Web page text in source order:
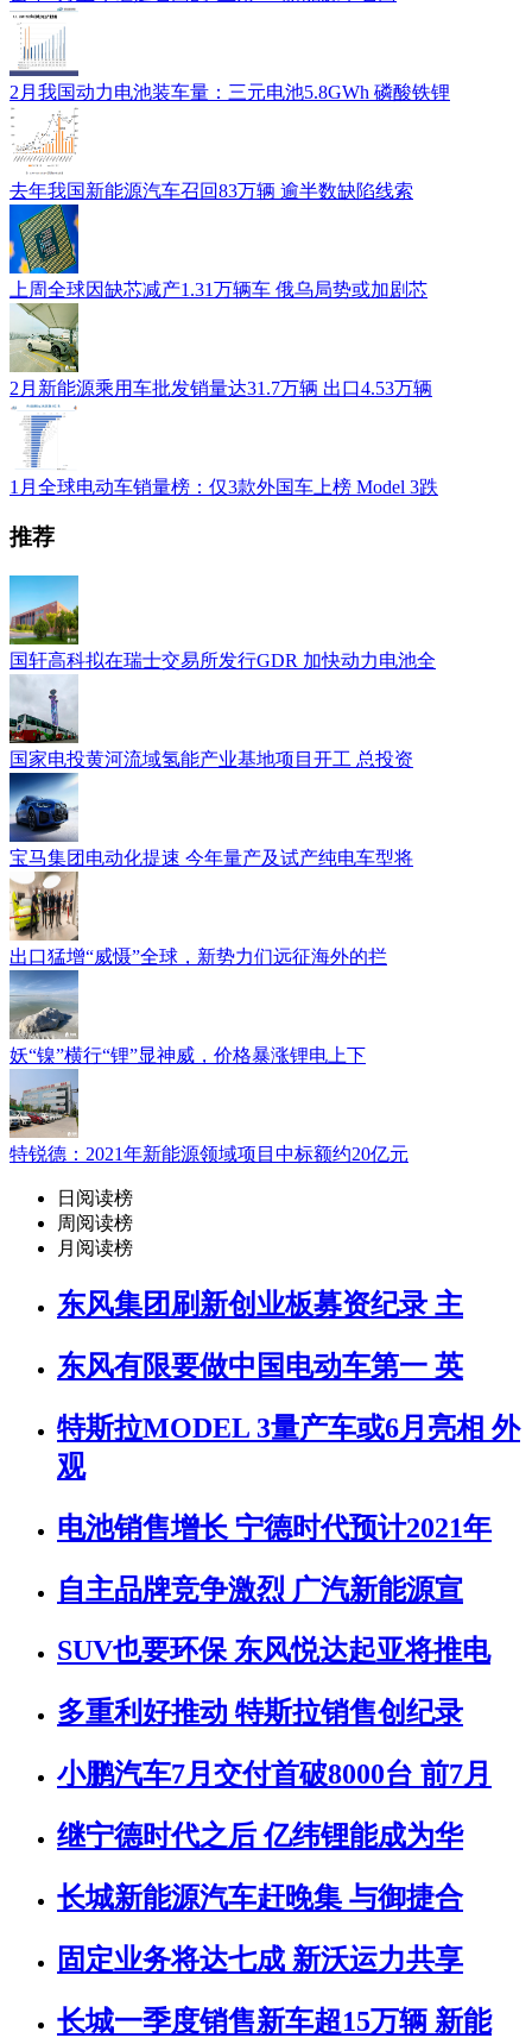
2月我国动力电池装车量：三元电池5.8GWh 磷酸铁锂
去年我国新能源汽车召回83万辆 逾半数缺陷线索
上周全球因缺芯减产1.31万辆车 俄乌局势或加剧芯
2月新能源乘用车批发销量达31.7万辆 出口4.53万辆
1月全球电动车销量榜：仅3款外国车上榜 Model 3跌
推荐
国轩高科拟在瑞士交易所发行GDR 加快动力电池全
国家电投黄河流域氢能产业基地项目开工 总投资
宝马集团电动化提速 今年量产及试产纯电车型将
出口猛增“威慑”全球，新势力们远征海外的拦
妖“镍”横行“锂”显神威，价格暴涨锂电上下
特锐德：2021年新能源领域项目中标额约20亿元
日阅读榜
周阅读榜
月阅读榜
东风集团刷新创业板募资纪录 主
东风有限要做中国电动车第一 英
特斯拉MODEL 3量产车或6月亮相 外
观
电池销售增长 宁德时代预计2021年
自主品牌竞争激烈 广汽新能源宣
SUV也要环保 东风悦达起亚将推电
多重利好推动 特斯拉销售创纪录
小鹏汽车7月交付首破8000台 前7月
继宁德时代之后 亿纬锂能成为华
长城新能源汽车赶晚集 与御捷合
固定业务将达七成 新沃运力共享
长城一季度销售新车超15万辆 新能